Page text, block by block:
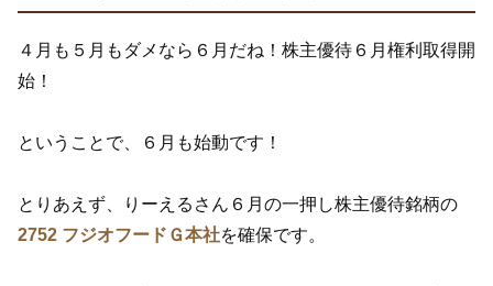
４月も５月もダメなら６月だね！株主優待６月権利取得開
始！
ということで、６月も始動です！
とりあえず、りーえるさん６月の一押し株主優待銘柄の
2752 フジオフードＧ本社を確保です。